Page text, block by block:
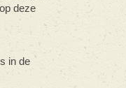
deze
in de